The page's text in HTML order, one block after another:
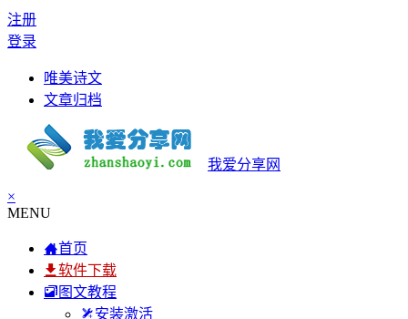
注册
登录
唯美诗文
文章归档
我爱分享网
×
MENU
首页
软件下载
图文教程
安装激活